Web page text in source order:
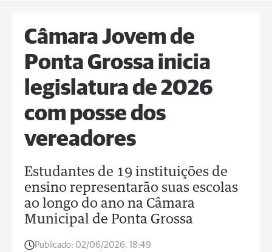
Câmara Jovem de
Ponta Grossa inicia
legislatura de 2026
com posse dos
vereadores
Estudantes de 19 instituições de
ensino representarão suas escolas
ao longo do ano na Câmara
Municipal de Ponta Grossa
Publicado: 02/06/2026, 18:49